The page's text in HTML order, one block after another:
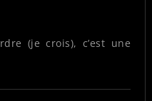
(je crois), c’est une